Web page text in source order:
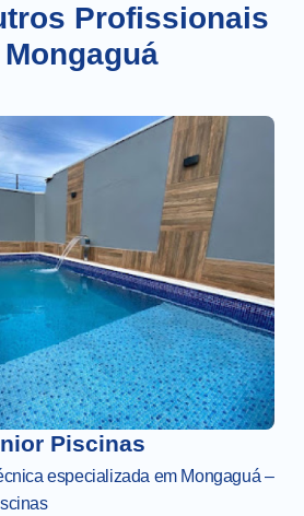
Profissionais
Piscinas
especializada em Mongaguá –